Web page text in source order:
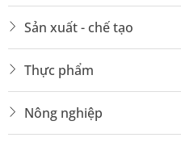
Sản xuất - chế tạo
Thực phẩm
Nông nghiệp